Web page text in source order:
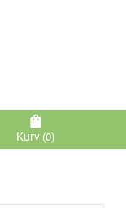
shopping_bag
Kurv (0)